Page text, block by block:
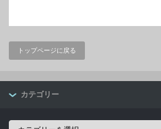
トップページに戻る
カテゴリー
カ